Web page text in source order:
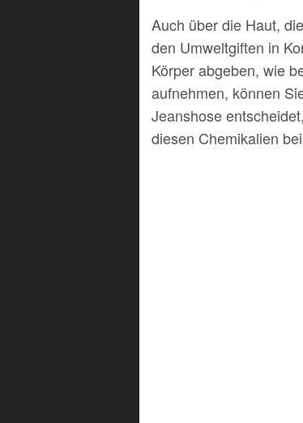
Auch über die Haut,
den Umweltgiften in
Körper abgeben, wie
aufnehmen, können
Jeanshose
diesen Chemikalien